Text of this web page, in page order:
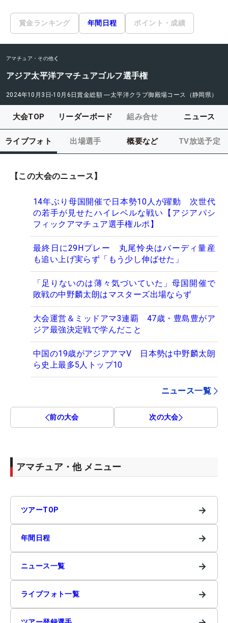
賞金ランキング 年間日程 ポイント・成績
アマチュア・その他
アジア太平洋アマチュアゴルフ選手権
2024年10月3日-10月6日賞金総額 ―太平洋クラブ御殿場コース（静岡県）
大会TOP リーダーボード 組み合せ ニュース
ライブフォト 出場選手 概要など TV放送予定
【この大会のニュース】
14年ぶり母国開催で日本勢10人が躍動 次世代
の若手が見せたハイレベルな戦い【アジアパシ
フィックアマチュア選手権ルポ】
最終日に29Hプレー 丸尾怜央はバーディ量産
も追い上げ実らず「もう少し伸ばせた」
「足りないのは薄々気づいていた」母国開催で
敗戦の中野麟太朗はマスターズ出場ならず
大会運営＆ミッドアマ3連覇 47歳・豊島豊がア
ジア最強決定戦で学んだこと
中国の19歳がアジアアマV 日本勢は中野麟太朗
ら史上最多5人トップ10
ニュース一覧
前の大会 次の大会
アマチュア・他 メニュー
ツアーTOP →
年間日程 →
ニュース一覧 →
ライブフォト一覧 →